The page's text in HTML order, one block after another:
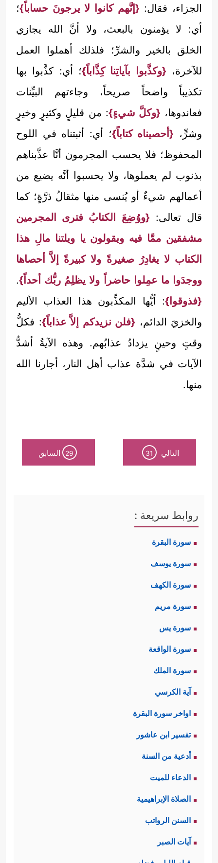
الجزاء، فقال: {إنَّهم كانوا لا يرجونَ حساباً}؛
أي: لا يؤمنون بالبعث، ولا أنَّ الله يجازي
الخلق بالخير والشرِّ؛ فلذلك أهملوا العمل
للآخرة، {وكذَّبوا بآياتِنا كِذَّاباً}؛ أي: كذَّبوا بها
تكذيباً واضحاً صريحاً، وجاءتهم البيِّنات
فعاندوها، {وكلَّ شيءٍ}: من قليلٍ وكثيرٍ وخيرٍ
وشرٍّ، {أحصيناه كتاباً}؛ أي: أثبتناه في اللوح
المحفوظ؛ فلا يحسب المجرمون أنَّا عذَّبناهم
بذنوب لم يعملوها، ولا يحسبوا أنَّه يضيع من
أعمالهم شيءٌ أو يُنسى منها مثقالُ ذرَّةٍ؛ كما
قال تعالى: {ووُضِعَ الكتابُ فترى المجرمين
مشفقين ممَّا فيه ويقولون يا ويلتنا مالِ هذا
الكتاب لا يغادِرُ صغيرةً ولا كبيرةً إلاَّ أحصاها
ووجدَوا ما عمِلوا حاضراً ولا يظلِمُ ربُّك أحداً}.
{فذوقوا}: أيُّها المكذِّبون هذا العذاب الأليم
والخزيَ الدائم، {فلن نزيدكم إلاَّ عذاباً}: فكلُّ
وقتٍ وحينٍ يزدادُ عذابُهم. وهذه الآيةُ أشدُّ
الآيات في شدَّة عذاب أهل النار، أجارنا الله
منها.
التالي 31
29 السابق
روابط سريعة :
سورة البقرة
سورة يوسف
سورة الكهف
سورة مريم
سورة يس
سورة الواقعة
سورة الملك
آية الكرسي
اواخر سورة البقرة
تفسير ابن عاشور
أدعية من السنة
الدعاء للميت
الصلاة الإبراهيمية
السنن الرواتب
آيات الصبر